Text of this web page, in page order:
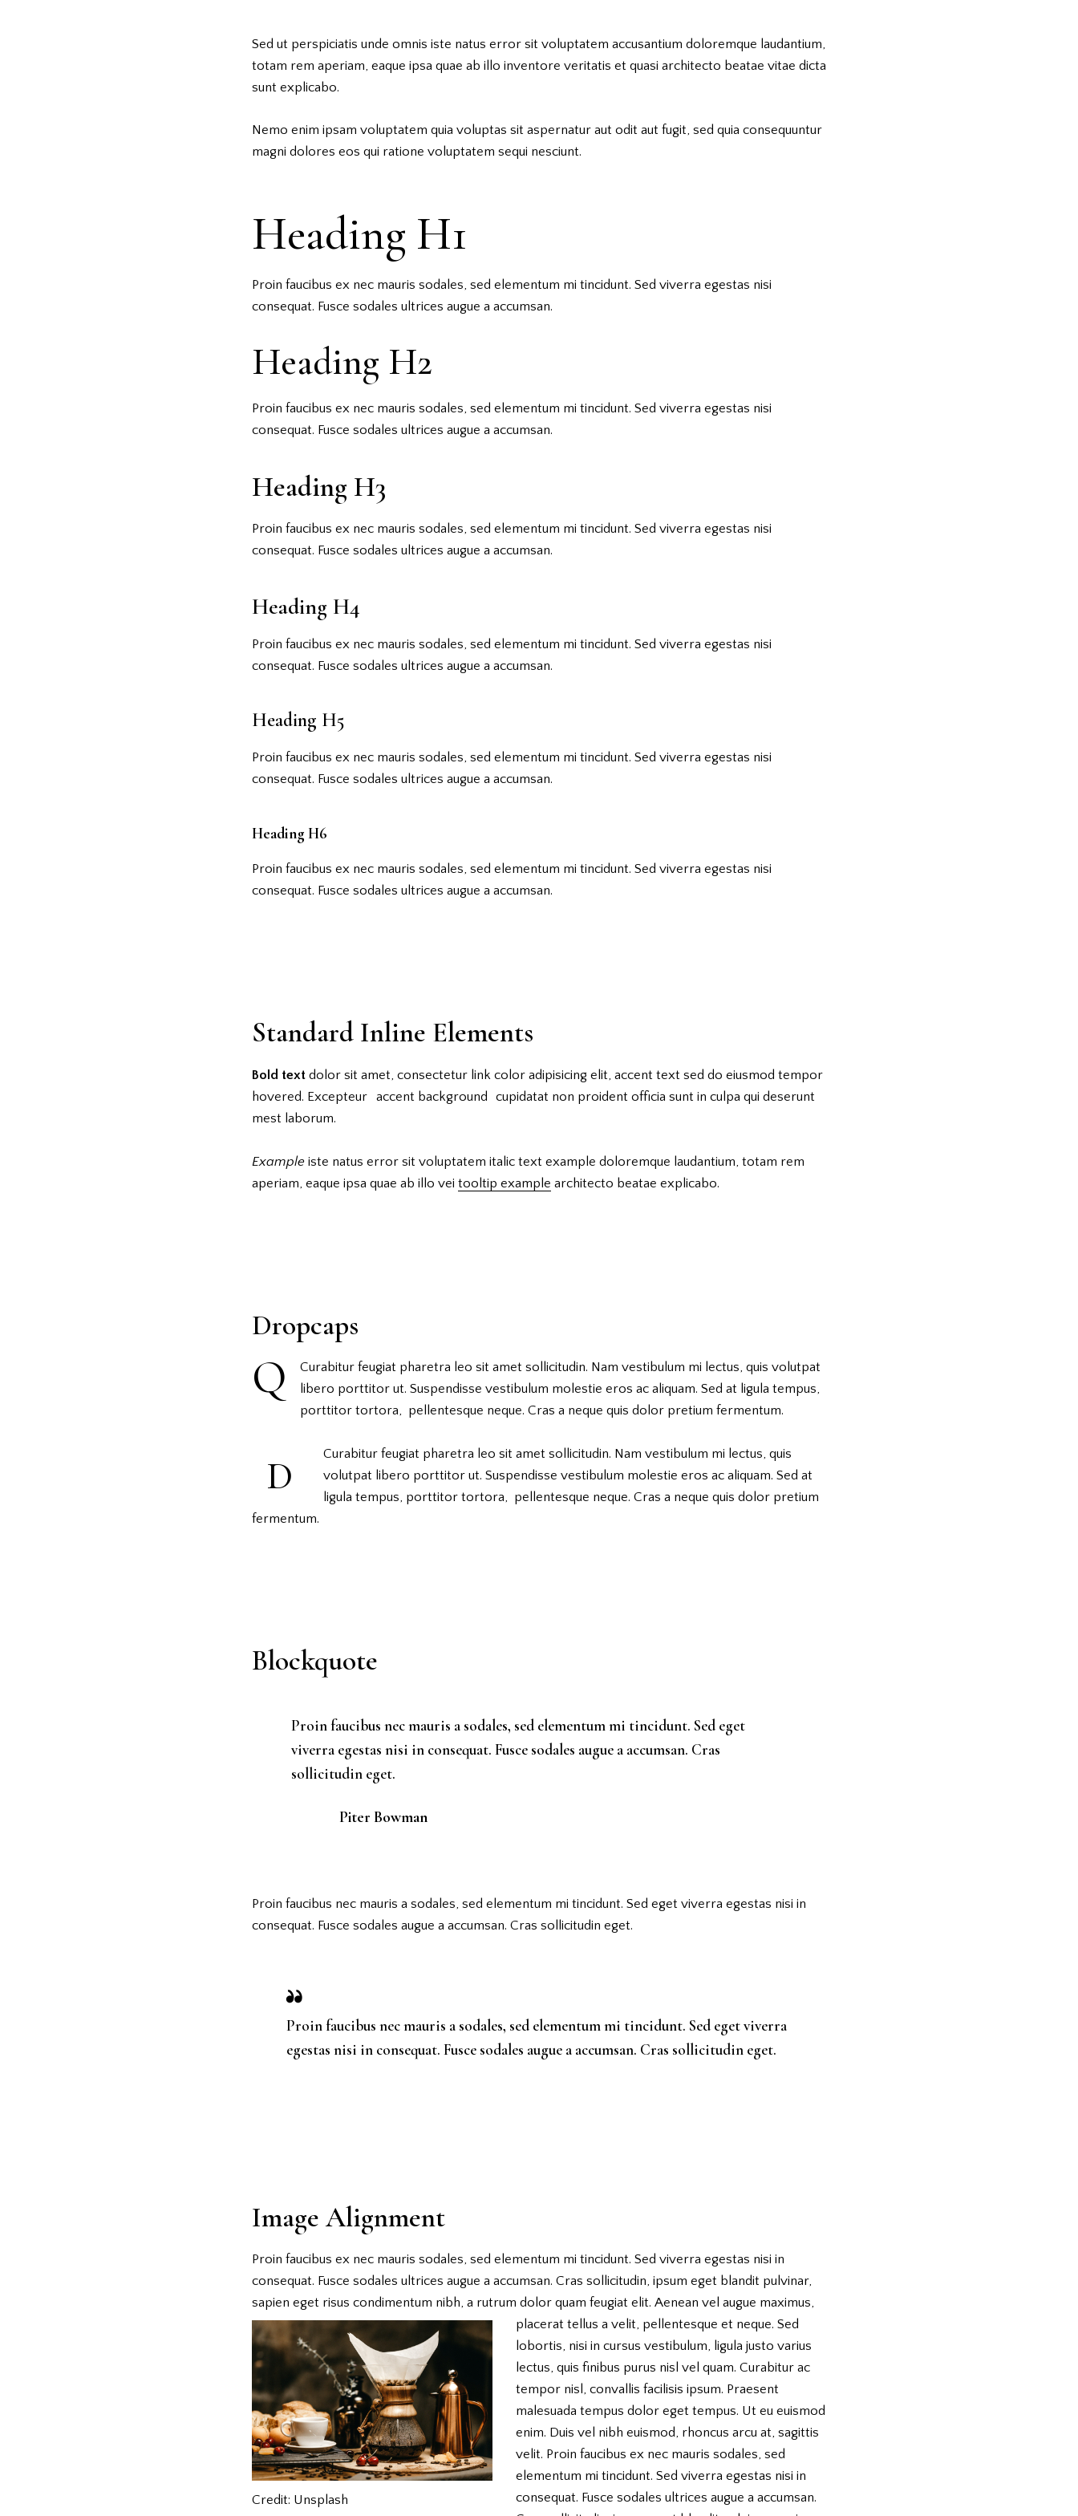
Sed ut perspiciatis unde omnis iste natus error sit voluptatem accusantium doloremque laudantium,
totam rem aperiam, eaque ipsa quae ab illo inventore veritatis et quasi architecto beatae vitae dicta
sunt explicabo.
Nemo enim ipsam voluptatem quia voluptas sit aspernatur aut odit aut fugit, sed quia consequuntur
magni dolores eos qui ratione voluptatem sequi nesciunt.
Heading H1
Proin faucibus ex nec mauris sodales, sed elementum mi tincidunt. Sed viverra egestas nisi
consequat. Fusce sodales ultrices augue a accumsan.
Heading H2
Proin faucibus ex nec mauris sodales, sed elementum mi tincidunt. Sed viverra egestas nisi
consequat. Fusce sodales ultrices augue a accumsan.
Heading H3
Proin faucibus ex nec mauris sodales, sed elementum mi tincidunt. Sed viverra egestas nisi
consequat. Fusce sodales ultrices augue a accumsan.
Heading H4
Proin faucibus ex nec mauris sodales, sed elementum mi tincidunt. Sed viverra egestas nisi
consequat. Fusce sodales ultrices augue a accumsan.
Heading H5
Proin faucibus ex nec mauris sodales, sed elementum mi tincidunt. Sed viverra egestas nisi
consequat. Fusce sodales ultrices augue a accumsan.
Heading H6
Proin faucibus ex nec mauris sodales, sed elementum mi tincidunt. Sed viverra egestas nisi
consequat. Fusce sodales ultrices augue a accumsan.
Standard Inline Elements
Bold textdolor sit amet, consectetur link coloradipisicing elit, accent text sed do eiusmod tempor
hovered. Excepteur
accent background
cupidatat non proident officia sunt in culpa qui deserunt
mest laborum.
Exampleiste natus error sit voluptatem italic text example doloremque laudantium, totam rem
aperiam, eaque ipsa quae ab illo vei tooltip example architecto beatae explicabo.
Dropcaps
Q
Curabitur feugiat pharetra leo sit amet sollicitudin. Nam vestibulum mi lectus, quis volutpat
libero porttitor ut. Suspendisse vestibulum molestie eros ac aliquam. Sed at ligula tempus,
porttitor tortora, pellentesque neque. Cras a neque quis dolor pretium fermentum.
D
Curabitur feugiat pharetra leo sit amet sollicitudin. Nam vestibulum mi lectus, quis
volutpat libero porttitor ut. Suspendisse vestibulum molestie eros ac aliquam. Sed at
ligula tempus, porttitor tortora, pellentesque neque. Cras a neque quis dolor pretium
fermentum.
Blockquote
Proin faucibus nec mauris a sodales, sed elementum mi tincidunt. Sed eget
viverra egestas nisi in consequat. Fusce sodales augue a accumsan. Cras
sollicitudin eget.
Piter Bowman
Proin faucibus nec mauris a sodales, sed elementum mi tincidunt. Sed eget viverra egestas nisi in
consequat. Fusce sodales augue a accumsan. Cras sollicitudin eget.
Proin faucibus nec mauris a sodales, sed elementum mi tincidunt. Sed eget viverra
egestas nisi in consequat. Fusce sodales augue a accumsan. Cras sollicitudin eget.
Image Alignment
Proin faucibus ex nec mauris sodales, sed elementum mi tincidunt. Sed viverra egestas nisi in
consequat. Fusce sodales ultrices augue a accumsan. Cras sollicitudin, ipsum eget blandit pulvinar,
sapien eget risus condimentum nibh, a rutrum dolor quam feugiat elit.
Credit: Unsplash
Aenean vel augue maximus,
placerat tellus a velit, pellentesque et neque. Sed
lobortis, nisi in cursus vestibulum, ligula justo varius
lectus, quis finibus purus nisl vel quam. Curabitur ac
tempor nisl, convallis facilisis ipsum. Praesent
malesuada tempus dolor eget tempus. Ut eu euismod
enim. Duis vel nibh euismod, rhoncus arcu at, sagittis
velit. Proin faucibus ex nec mauris sodales, sed
elementum mi tincidunt. Sed viverra egestas nisi in
consequat. Fusce sodales ultrices augue a accumsan.